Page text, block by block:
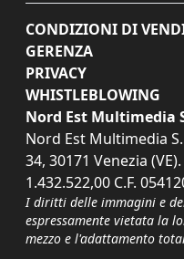
CONDIZIONI DI
GERENZA
PRIVACY
WHISTLEBLOWING
Nord Est Multimedia
Nord Est Multimedia
34, 30171 Venezia
1.432.522,00 C.F.
I diritti delle immagini e
espressamente vietata la
mezzo e l'adattamento